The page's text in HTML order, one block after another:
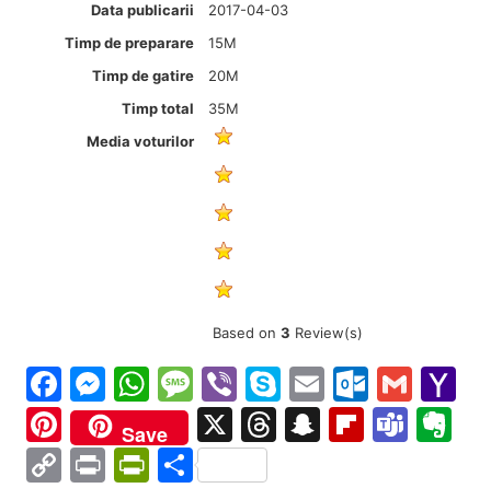
Data publicarii
2017-04-03
Timp de preparare
15M
Timp de gatire
20M
Timp total
35M
Media voturilor
Based on 3 Review(s)
Facebook
Messenger
WhatsApp
Message
ViberSkype
Email
Pinterest
Save X Threads
Snapchat
CopyPrintPrintFriendly
Partajează